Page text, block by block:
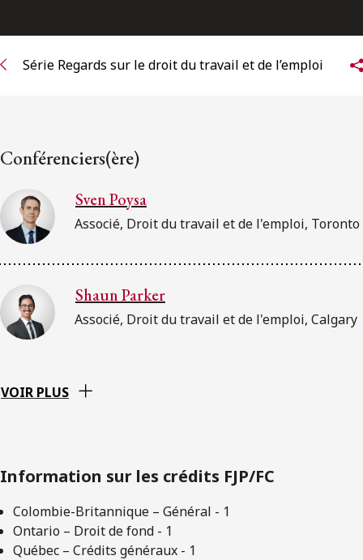
Série Regards sur le droit du travail et de l’emploi
Conférenciers(ère)
Sven Poysa
Associé, Droit du travail et de l'emploi, Toronto
Shaun Parker
Associé, Droit du travail et de l'emploi, Calgary
VOIR PLUS
Information sur les crédits FJP/FC
Colombie-Britannique – Général - 1
Ontario – Droit de fond - 1
Québec – Crédits généraux - 1